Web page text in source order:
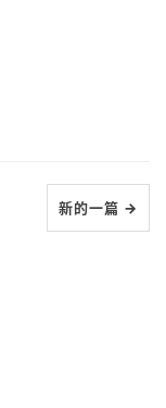
新的一篇 →